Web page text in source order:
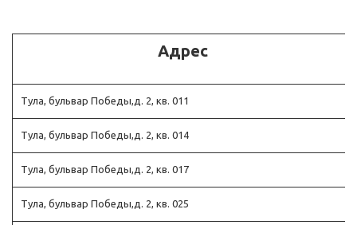
Адрес
Тула, бульвар Победы,д. 2, кв. 011
Тула, бульвар Победы,д. 2, кв. 014
Тула, бульвар Победы,д. 2, кв. 017
Тула, бульвар Победы,д. 2, кв. 025